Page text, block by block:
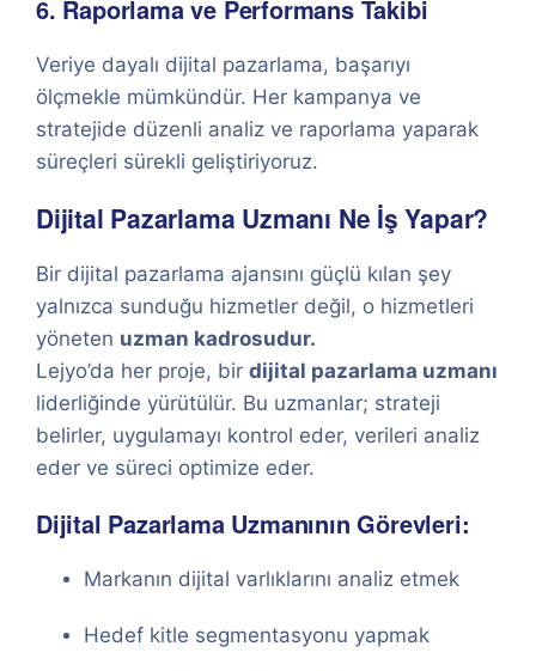
6. Raporlama ve Performans Takibi
Veriye dayalı dijital pazarlama, başarıyı
ölçmekle mümkündür. Her kampanya ve
stratejide düzenli analiz ve raporlama yaparak
süreçleri sürekli geliştiriyoruz.
Dijital Pazarlama Uzmanı Ne İş Yapar?
Bir dijital pazarlama ajansını güçlü kılan şey
yalnızca sunduğu hizmetler değil, o hizmetleri
yöneten uzman kadrosudur.
Lejyo’da her proje, bir dijital pazarlama uzmanı
liderliğinde yürütülür. Bu uzmanlar; strateji
belirler, uygulamayı kontrol eder, verileri analiz
eder ve süreci optimize eder.
Dijital Pazarlama Uzmanının Görevleri:
Markanın dijital varlıklarını analiz etmek
Hedef kitle segmentasyonu yapmak